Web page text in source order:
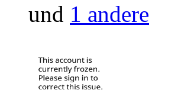
und 1 andere